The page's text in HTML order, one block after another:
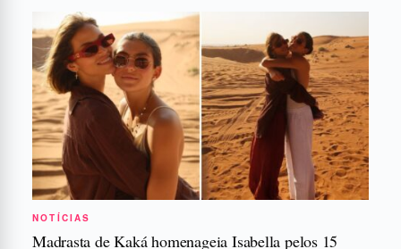
NOTÍCIAS
Madrasta de Kaká homenageia Isabella pelos 15